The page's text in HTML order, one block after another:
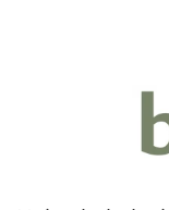
Compleuri bebelusi
Articole hranire